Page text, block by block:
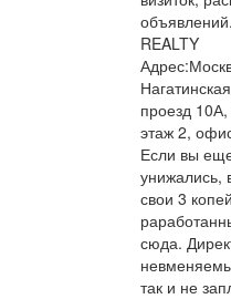
REALTY
проезд
этаж 2,
Если вы
унижались,
свои 3
сюда.
так и не